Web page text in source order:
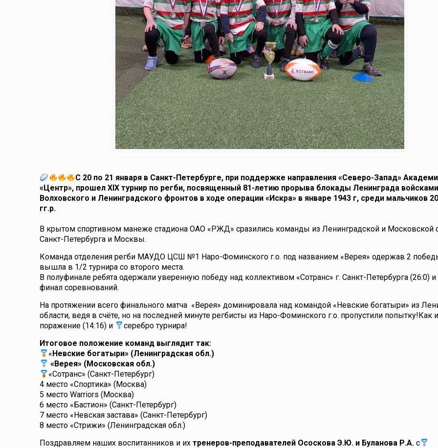
С 20 по 21 января в Санкт-Петербурге, при поддержке направления «Северо-Запад»
«Центр», прошел XIX турнир по регби, посвященный 81-летию прорыва блокады Ленинграда
Волховского и Ленинградского фронтов в ходе операции «Искра» в январе 1943 г, среди мальчиков
гг.р.
В крытом спортивном манеже стадиона ОАО «РЖД» сразились команды из Ленинградской и Московской
Санкт-Петербурга и Москвы.
Команда отделения регби МАУДО ЦСШ №1 Наро-Фоминского г.о. под названием «Верея» одержав 2
вышла в 1/2 турнира со второго места.
В полуфинале ребята одержали уверенную победу над коллективом «Сотранс» г. Санкт-Петербурга (26:0)
финал соревнований.
На протяжении всего финального матча «Верея» доминировала над командой «Невские богатыри» из
области, ведя в счёте, но на последней минуте регбисты из Наро-Фоминского г.о. пропустили попытку!Как
поражение (14:16) и
серебро турнира!
Итоговое положение команд выглядит так:
«Невские богатыри» (Ленинградская обл.)
«Верея» (Московская обл.)
«Сотранс» (Санкт-Петербург)
4 место «Спортика» (Москва)
5 место Warriors (Москва)
6 место «Бастион» (Санкт-Петербург)
7 место «Невская застава» (Санкт-Петербург)
8 место «Стрижи» (Ленинградская обл.)
Поздравляем наших воспитанников и ихтренеров-преподавателей Ососкова Э.Ю. и Буланова Р.А. с